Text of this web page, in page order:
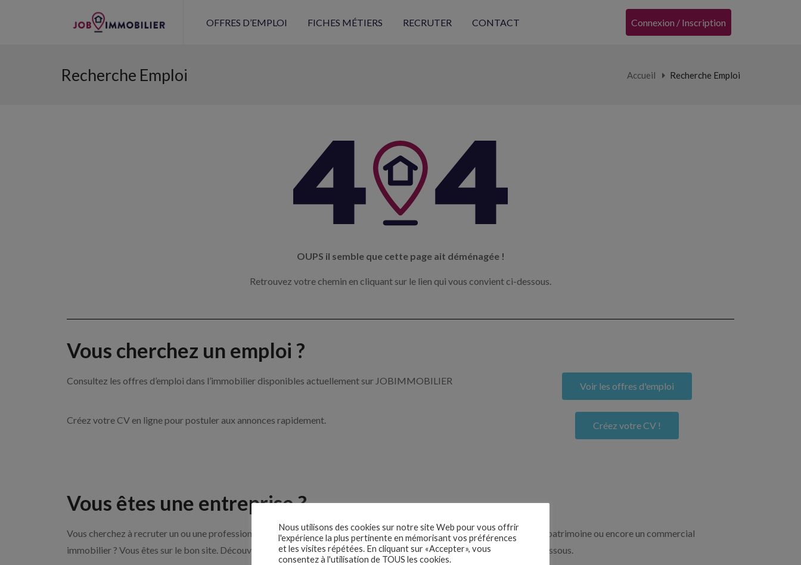
OFFRES D’EMPLOI FICHES MÉTIERS RECRUTER CONTACT Connexion / Inscription
Recherche Emploi Accueil Recherche Emploi
OUPS il semble que cette page ait déménagée !
Retrouvez votre chemin en cliquant sur le lien qui vous convient ci-dessous.
Vous cherchez un emploi ?
Consultez les offres d’emploi dans l’immobilier disponibles actuellement sur JOBIMMOBILIER Voir les offres d'emploi
Créez votre CV en ligne pour postuler aux annonces rapidement. Créez votre CV !
Vous êtes une entreprise ?
Vous cherchez à recruter un ou une professionnelle de l’immobilier par exemple un agent immobilier, un gestionnaire de patrimoine ou encore un commercial
immobilier ? Vous êtes sur le bon site. Découvrez nos solutions pour vous aider à recruter en cliquant sur le bouton ci-dessous.
Nous utilisons des cookies sur notre site Web pour vous offrir
l'expérience la plus pertinente en mémorisant vos préférences
et les visites répétées. En cliquant sur «Accepter», vous
consentez à l'utilisation de TOUS les cookies.